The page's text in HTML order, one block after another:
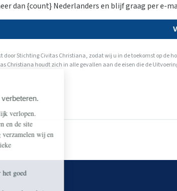
dan {count} Nederlanders en blijf graag per e-
door Stichting Civitas Christiana, zodat wij u in de toekomst op de
Christiana houdt zich in alle gevallen aan de eisen die de